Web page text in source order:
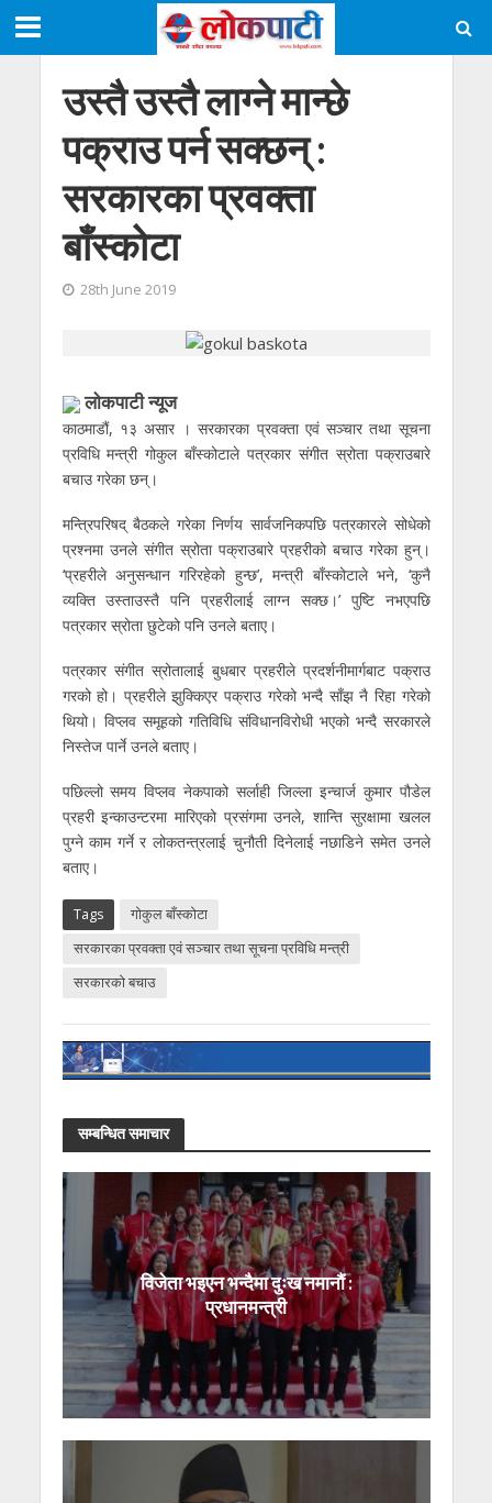
उस्तै उस्तै लाग्ने मान्छे
पक्राउ पर्न सक्छन् :
सरकारका प्रवक्ता
बाँस्कोटा
28th June 2019
लाेकपाटी न्यूज
काठमाडौं, १३ असार । सरकारका प्रवक्ता एवं सञ्चार तथा सूचना
प्रविधि मन्त्री गोकुल बाँस्कोटाले पत्रकार संगीत स्रोता पक्राउबारे
बचाउ गरेका छन्।
मन्त्रिपरिषद् बैठकले गरेका निर्णय सार्वजनिकपछि पत्रकारले सोधेको
प्रश्नमा उनले संगीत स्रोता पक्राउबारे प्रहरीको बचाउ गरेका हुन्।
‘प्रहरीले अनुसन्धान गरिरहेको हुन्छ’, मन्त्री बाँस्कोटाले भने, ‘कुनै
व्यक्ति उस्ताउस्तै पनि प्रहरीलाई लाग्न सक्छ।’ पुष्टि नभएपछि
पत्रकार स्रोता छुटेको पनि उनले बताए।
पत्रकार संगीत स्रोतालाई बुधबार प्रहरीले प्रदर्शनीमार्गबाट पक्राउ
गरको हो। प्रहरीले झुक्किएर पक्राउ गरेको भन्दै साँझ नै रिहा गरेको
थियो। विप्लव समूहको गतिविधि संविधानविरोधी भएको भन्दै सरकारले
निस्तेज पार्ने उनले बताए।
पछिल्लो समय विप्लव नेकपाको सर्लाही जिल्ला इन्चार्ज कुमार पौडेल
प्रहरी इन्काउन्टरमा मारिएको प्रसंगमा उनले, शान्ति सुरक्षामा खलल
पुग्ने काम गर्ने र लोकतन्त्रलाई चुनौती दिनेलाई नछाडिने समेत उनले
बताए।
Tags
गोकुल बाँस्कोटा
सरकारका प्रवक्ता एवं सञ्चार तथा सूचना प्रविधि मन्त्री
सरकारको बचाउ
सम्बन्धित समाचार
विजेता भइएन भन्दैमा दुःख नमानौं :
प्रधानमन्त्री